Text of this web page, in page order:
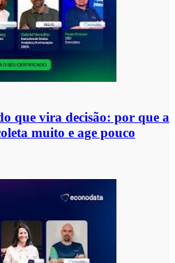
que vira decisão: por que a
muito e age pouco